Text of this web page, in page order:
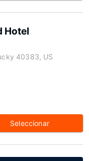
Hotel
40383, US
Seleccionar